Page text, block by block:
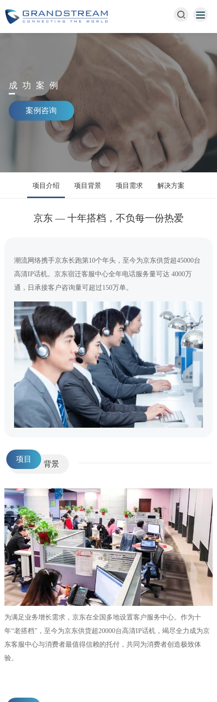
成功案例
案例咨询
项目介绍 项目背景 项目需求 解决方案
京东 — 十年搭档，不负每一份热爱
潮流网络携手京东长跑第10个年头，至今为京东供货超45000台
高清IP话机。京东宿迁客服中心全年电话服务量可达 4000万
通，日承接客户咨询量可超过150万单。
项目
背景
为满足业务增长需求，京东在全国多地设置客户服务中心。作为十
年“老搭档”，至今为京东供货超20000台高清IP话机，竭尽全力成为京
东客服中心与消费者最值得信赖的托付，共同为消费者创造极致体
验。